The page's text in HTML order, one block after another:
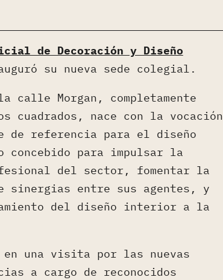
de Decoración y Diseño
su nueva sede colegial.
calle Morgan, completamente
cuadrados, nace con la vocación
de referencia para el diseño
para impulsar la
del sector, fomentar la
sinergias entre sus agentes, y
del diseño interior a la
una visita por las nuevas
a cargo de reconocidos